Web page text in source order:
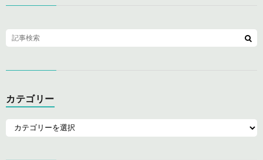
カテゴリー